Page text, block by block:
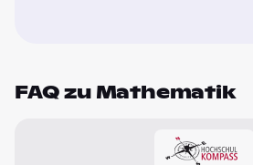
FAQ zu Mathematik